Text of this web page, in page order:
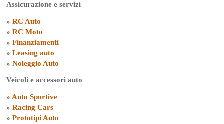
Assicurazione e servizi
» RC Auto
» RC Moto
» Finanziamenti
» Leasing auto
» Noleggio Auto
Veicoli e accessori auto
» Auto Sportive
» Racing Cars
» Prototipi Auto